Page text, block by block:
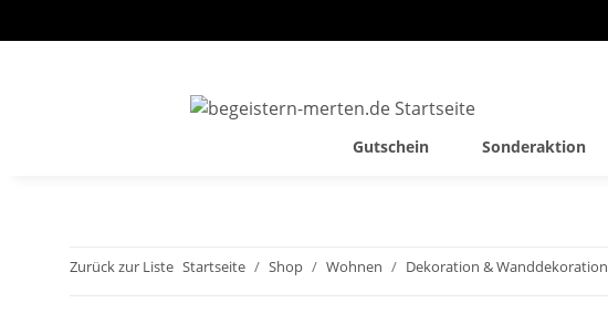
Gutschein Sonderaktion
Zurück zur Liste Startseite Shop Wohnen Dekoration & Wanddekoration